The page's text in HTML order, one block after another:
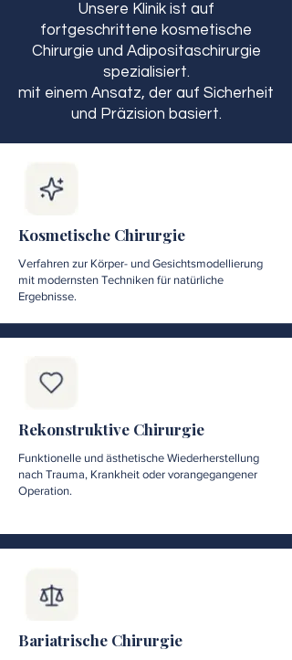
Unsere Klinik ist auf
fortgeschrittene kosmetische
Chirurgie und Adipositaschirurgie
spezialisiert.
mit einem Ansatz, der auf Sicherheit
und Präzision basiert.
Kosmetische Chirurgie
Verfahren zur Körper- und Gesichtsmodellierung
mit modernsten Techniken für natürliche
Ergebnisse.
Rekonstruktive Chirurgie
Funktionelle und ästhetische Wiederherstellung
nach Trauma, Krankheit oder vorangegangener
Operation.
Bariatrische Chirurgie